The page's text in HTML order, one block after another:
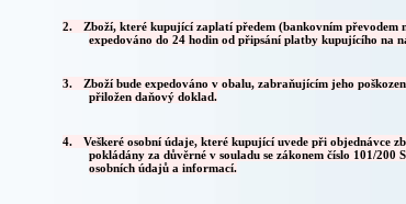
2.
Zboží, které kupující zaplatí předem (bankovním převodem
expedováno do 24 hodin od připsání platby kupujícího na
3.
Zboží bude expedováno v obalu, zabraňujícím jeho
přiložen daňový doklad.
4.
Veškeré osobní údaje, které kupující uvede při objednávce
pokládány za důvěrné v souladu se zákonem číslo 101/200
osobních údajů a informací.